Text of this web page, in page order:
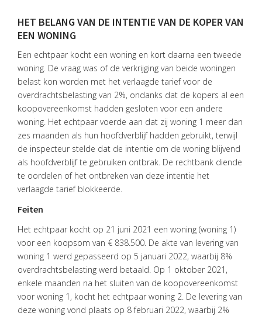
HET BELANG VAN DE INTENTIE VAN DE KOPER VAN
EEN WONING
Een echtpaar kocht een woning en kort daarna een tweede
woning. De vraag was of de verkrijging van beide woningen
belast kon worden met het verlaagde tarief voor de
overdrachtsbelasting van 2%, ondanks dat de kopers al een
koopovereenkomst hadden gesloten voor een andere
woning. Het echtpaar voerde aan dat zij woning 1 meer dan
zes maanden als hun hoofdverblijf hadden gebruikt, terwijl
de inspecteur stelde dat de intentie om de woning blijvend
als hoofdverblijf te gebruiken ontbrak. De rechtbank diende
te oordelen of het ontbreken van deze intentie het
verlaagde tarief blokkeerde.
Feiten
Het echtpaar kocht op 21 juni 2021 een woning (woning 1)
voor een koopsom van € 838.500. De akte van levering van
woning 1 werd gepasseerd op 5 januari 2022, waarbij 8%
overdrachtsbelasting werd betaald. Op 1 oktober 2021,
enkele maanden na het sluiten van de koopovereenkomst
voor woning 1, kocht het echtpaar woning 2. De levering van
deze woning vond plaats op 8 februari 2022, waarbij 2%